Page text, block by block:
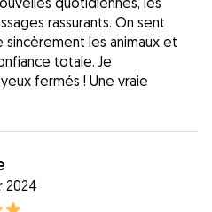
rassurants. On sent
les animaux et
totale. Je
fermés ! Une vraie
2024